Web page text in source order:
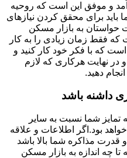
و موفق این است که روحیه
برای محقق کردن نیازهای
حواستان به بازار مسکن
که فقط زمان زیادی را به کار
که با فکر خود کار کنید و
در نهایت هرکاری که لازم
دهید.
داشنه باشد
تمایز شما نسبت به سایر
بود.اگر اطلاعات و علاقه
قدرت مذاکره شما بالا باشد
چه اندازه به بازار مسکن